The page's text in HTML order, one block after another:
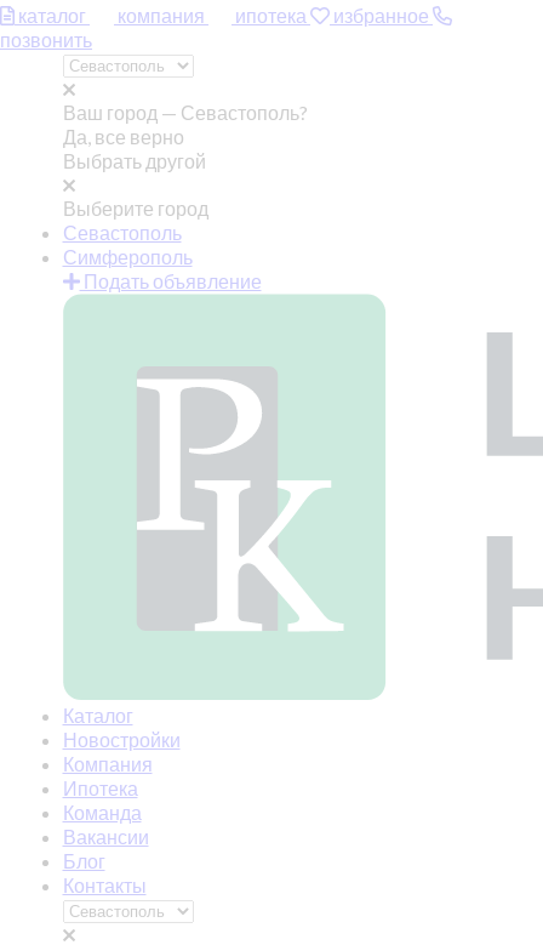
каталог компания ипотека
избранное
позвонить
Ваш город — Севастополь?
Да, все верно
Выбрать другой
Выберите город
Севастополь
Симферополь
Подать объявление
Каталог
Новостройки
Компания
Ипотека
Команда
Вакансии
Блог
Контакты